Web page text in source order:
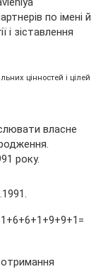
цінностей і цілей
власне
року.